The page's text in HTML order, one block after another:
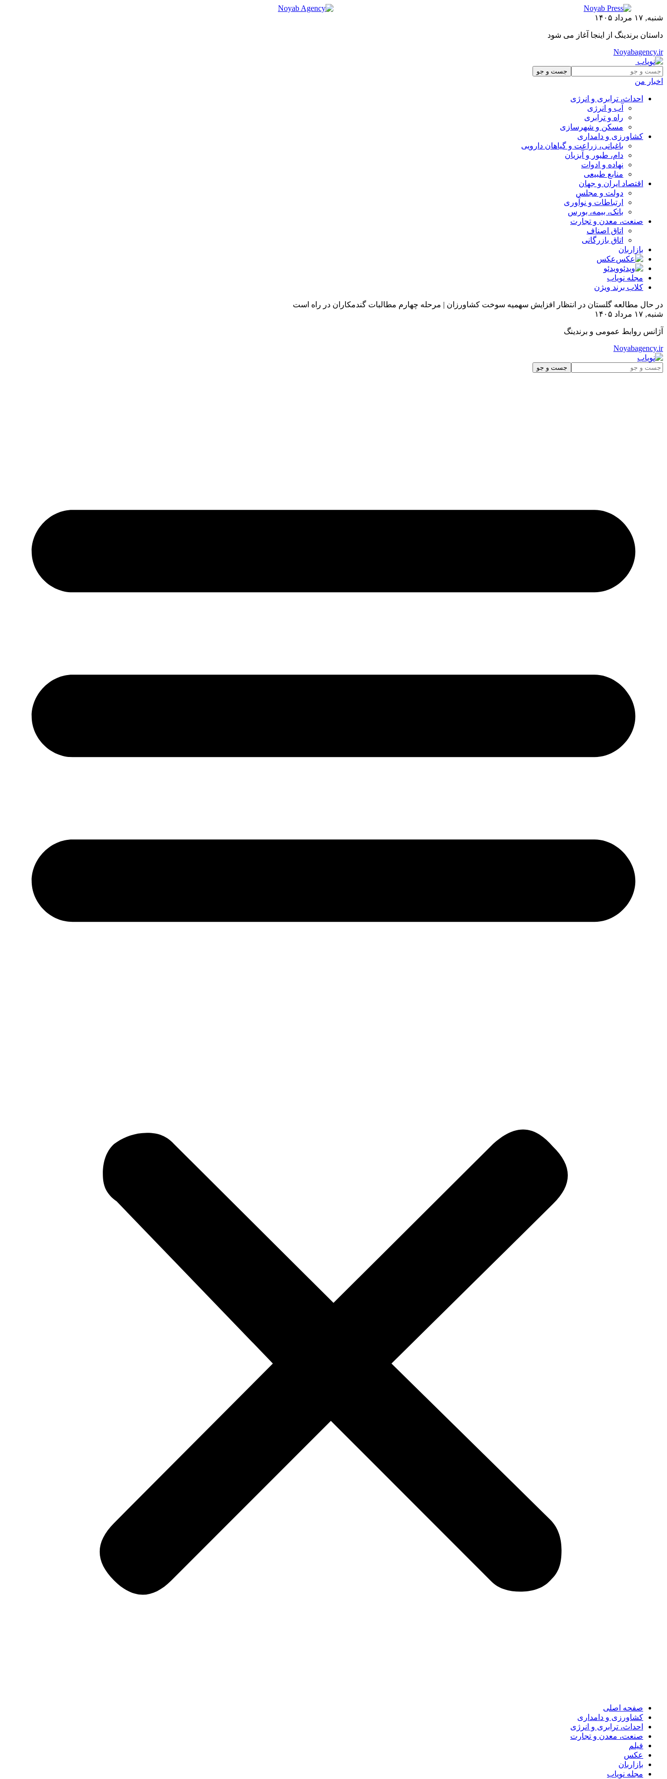
شنبه, ۱۷ مرداد ۱۴۰۵
داستان برندینگ از اینجا آغاز می شود
Noyabagency.ir
اخبار من
احداث، ترابری و انرژی
آب و انرژی
راه و ترابری
مسکن و شهرسازی
کشاورزی و دامداری
باغبانی، زراعت و گیاهان دارویی
دام، طیور و آبزیان
نهاده و ادوات
منابع طبیعی
اقتصاد ایران و جهان
دولت و مجلس
ارتباطات و نوآوری
بانک، بیمه، بورس
صنعت، معدن و تجارت
اتاق اصناف
اتاق بازرگانی
بازاربان
عکس
ویدئو
مجله نویاب
کلاب برند ویژن
در حال مطالعه گلستان در انتظار افزایش سهمیه سوخت کشاورزان | مرحله چهارم مطالبات گندمکاران در راه است
شنبه, ۱۷ مرداد ۱۴۰۵
آژانس روابط عمومی و برندینگ
Noyabagency.ir
صفحه اصلی
کشاورزی و دامداری
احداث، ترابری و انرژی
صنعت، معدن و تجارت
فیلم
عکس
بازاربان
مجله نویاب